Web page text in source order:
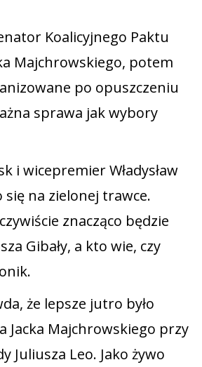
Koalicyjnego Paktu
Majchrowskiego, potem
po opuszczeniu
sprawa jak wybory
i wicepremier Władysław
się na zielonej trawce.
znacząco będzie
Gibały, a kto wie, czy
że lepsze jutro było
Jacka Majchrowskiego przy
Juliusza Leo. Jako żywo